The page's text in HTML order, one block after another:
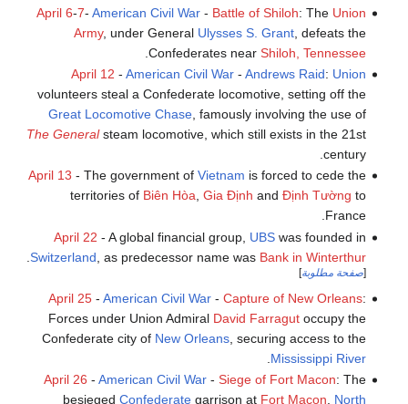
April 6-7- American Civil War- Battle of Shiloh: The Union
Army, under General Ulysses S. Grant, defeats the
Confederates near Shiloh, Tennessee
April 12 - American Civil War- Andrews Raid: Union
volunteers steal a Confederate locomotive, setting off the
Great Locomotive Chase, famously involving the use of
The Generalsteam locomotive, which still exists in the 21st
century.
April 13 - The government of Vietnam is forced to cede the
territories of Biên Hòa, Gia Định and Định Tường to
France.
April 22 - A global financial group, UBSwas founded in
Switzerland , as predecessor name was Bank in Winterthur
[صفحة مطلوبة]
April 25- American Civil War- Capture of New Orleans:
Forces under Union Admiral David Farragutoccupy the
Confederate city of New Orleans, securing access to the
Mississippi River
April 26 - American Civil War- Siege of Fort Macon: The
besieged Confederategarrison at Fort Macon, North